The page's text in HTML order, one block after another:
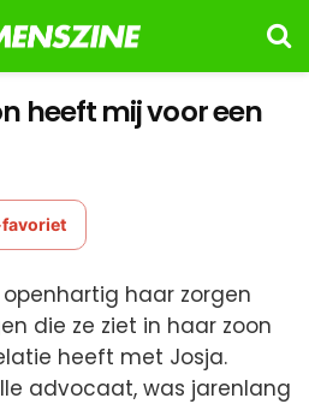
heeft mij voor een
favoriet
haar zorgen
die ze ziet in haar zoon
heeft met Josja.
advocaat, was jarenlang